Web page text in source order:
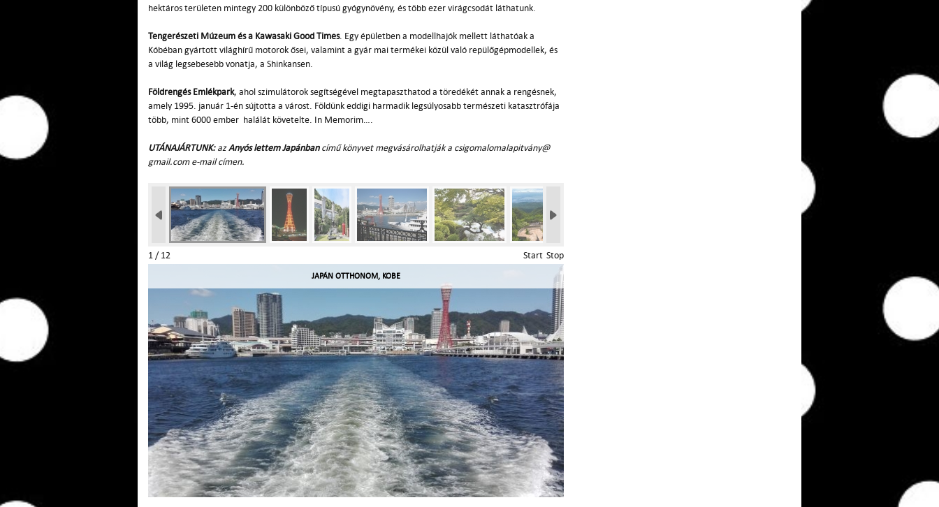
hektáros területen mintegy 200 különböző típusú gyógynövény, és több ezer virágcsodát láthatunk.
Tengerészeti Múzeum és a Kawasaki Good Times. Egy épületben a modellhajók mellett láthatóak a
Kóbéban gyártott világhírű motorok ősei, valamint a gyár mai termékei közül való repülőgépmodellek, és
a világ legsebesebb vonatja, a Shinkansen.
Földrengés Emlékpark, ahol szimulátorok segítségével megtapaszthatod a töredékét annak a rengésnek,
amely 1995. január 1-én sújtotta a várost. Földünk eddigi harmadik legsúlyosabb természeti katasztrófája
több, mint 6000 ember halálát követelte. In Memorim….
UTÁNAJÁRTUNK: azAnyós lettem Japánbancímű könyvet megvásárolhatják a csigomalomalapitvány@
gmail.com e-mail címen.
1 / 12 Start Stop
JAPÁN OTTHONOM, KOBE